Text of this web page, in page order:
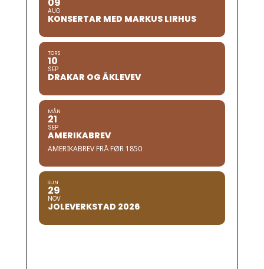
09
AUG
KONSERTAR MED MARKUS LIRHUS
TORS
10
SEP
DRAKAR OG ÅKLEVEV
MÅN
21
SEP
AMERIKABREV
AMERIKABREV FRÅ FØR 1850
SUN
29
NOV
JOLEVERKSTAD 2026